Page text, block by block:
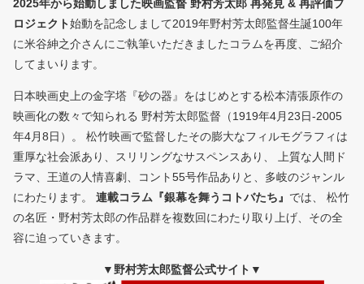
2025年から始動しました映画監督 野村芳太郎 再発見 & 再評価プ
ロジェクト始動を記念しまして2019年野村芳太郎監督生誕100年
に米谷紳之介さんにご執筆いただきましたコラムを再度、ご紹介
してまいります。
日本映画史上の金字塔『砂の器』をはじめとする松本清張原作の
映画化の数々で知られる 野村芳太郎監督（1919年4月23日-2005
年4月8日）。 松竹映画で監督したその膨大なフィルモグラフィは
重厚な社会派あり、スリリングなサスペンスあり、 上質な人間ド
ラマ、王道の人情喜劇、コント55号作品ありと、多岐のジャンル
にわたります。 連載コラム『銀幕を舞うコトバたち』 では、 松竹
の名匠・野村芳太郎の作品群を複数回にわたり取り上げ、その全
容に迫っていきます。
▼野村芳太郎監督公式サイト▼